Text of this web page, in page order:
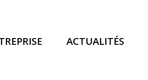
ACTUALITÉS